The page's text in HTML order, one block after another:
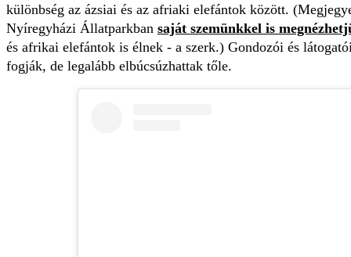
különbség az ázsiai és az afriaki elefántok között.
Nyíregyházi Állatparkban saját szemünkkel is
és afrikai elefántok is élnek - a szerk.) Gondozói és
fogják, de legalább elbúcsúzhattak tőle.